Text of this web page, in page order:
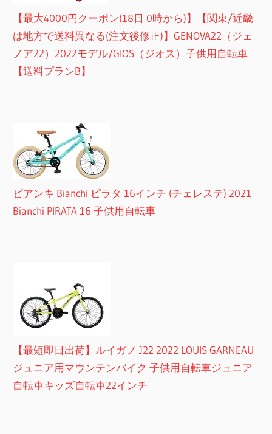
【最大4000円クーポン(18日 0時から)】【関東/近畿
は地方で送料異なる(注文後修正)】GENOVA22（ジェ
ノア22）2022モデル/GIOS（ジオス）子供用自転車
【送料プランB】
ビアンキ Bianchi ピラタ 16インチ (チェレステ) 2021
Bianchi PIRATA 16 子供用自転車
【最短即日出荷】ルイガノ J22 2022 LOUIS GARNEAU
ジュニア用マウンテンバイク 子供用自転車ジュニア
自転車キッズ自転車22インチ